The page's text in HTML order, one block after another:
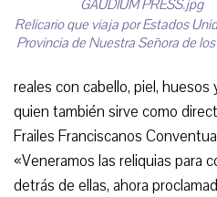
Relicario que viaja por Estados
Provincia de Nuestra Señora de
reales con cabello, piel,
quien también sirve como
Frailes Franciscanos
«Veneramos las reliquias para
detrás de ellas, ahora